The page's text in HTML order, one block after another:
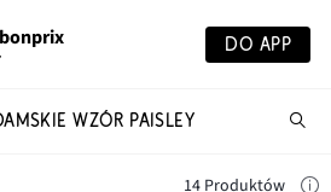
DO APP
WZÓR PAISLEY
14 Produktów